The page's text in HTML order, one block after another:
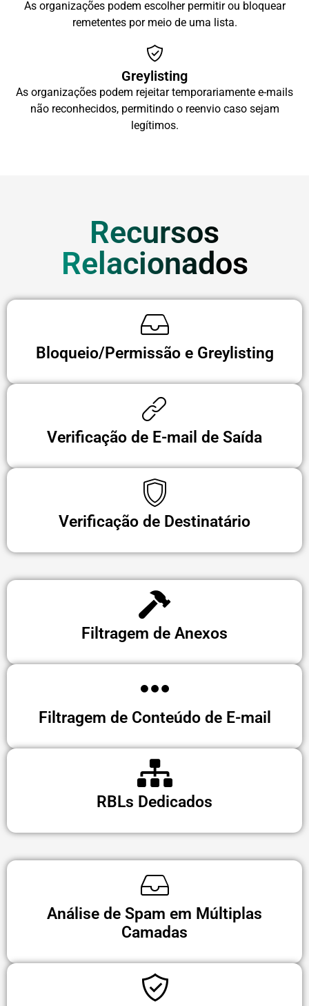
As organizações podem escolher permitir ou bloquear
remetentes por meio de uma lista.
Greylisting
As organizações podem rejeitar temporariamente e-mails
não reconhecidos, permitindo o reenvio caso sejam
legítimos.
Recursos
Relacionados
Bloqueio/Permissão e Greylisting
Verificação de E-mail de Saída
Verificação de Destinatário
Filtragem de Anexos
Filtragem de Conteúdo de E-mail
RBLs Dedicados
Análise de Spam em Múltiplas
Camadas